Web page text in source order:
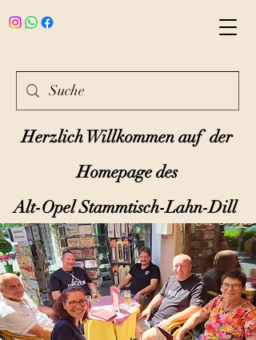
Herzlich Willkommen auf der
Homepage des
Alt-Opel Stammtisch-Lahn-Dill